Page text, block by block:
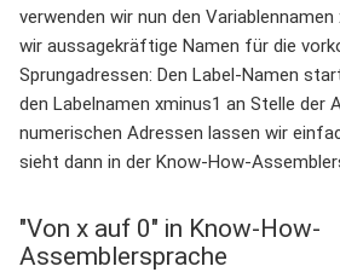
verwenden wir nun den
wir aussagekräftige Namen für die
Sprungadressen: Den Label-Namen
den Labelnamen xminus1 an Stelle der
numerischen Adressen lassen wir
sieht dann in der Know-How-
"Von x auf 0" in Know-How-
Assemblersprache